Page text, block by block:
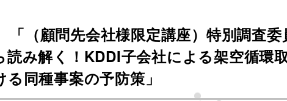
（顧問先会社様限定講座）特別調査委
読み解く！KDDI子会社による架空循環
同種事案の予防策」
日: